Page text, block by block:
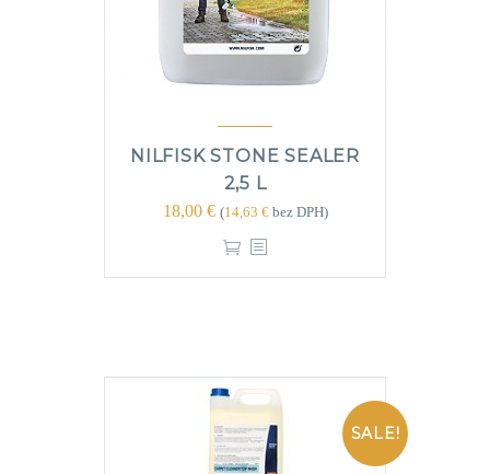
NILFISK STONE SEALER
2,5 L
18,00 € (14,63 €bez DPH)
SALE!